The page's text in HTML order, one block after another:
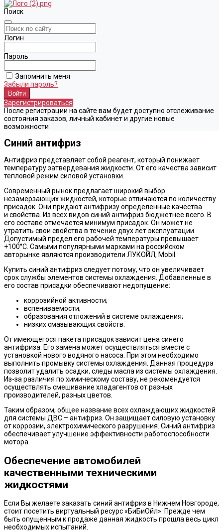
Поиск
Логин
Пароль
Запомнить меня
Забыли пароль?
Зарегистрироваться
После регистрации на сайте вам будет доступно отслеживание
состояния заказов, личный кабинет и другие новые
возможности
Синий антифриз
Антифриз представляет собой реагент, который понижает
температуру затвердевания жидкости. От его качества зависит
тепловой режим силовой установки.
Современный рынок предлагает широкий выбор
незамерзающих жидкостей, которые отличаются по количеству
присадок. Они придают антифризу определенные качества
и свойства. Из всех видов синий антифриз бюджетнее всего. В
его составе отмечается минимум присадок. Он может не
утратить свои свойства в течение двух лет эксплуатации.
Допустимый предел его рабочей температуры превышает
+100°C. Самыми популярными марками на российском
авторынке являются производители ЛУКОЙЛ, Mobil.
Купить синий антифриз следует потому, что он увеличивает
срок службы элементов системы охлаждения. Добавленные в
его состав присадки обеспечивают недопущение:
коррозийной активности;
вспениваемости;
образования отложений в системе охлаждения;
низких смазывающих свойств.
От имеющегося пакета присадок зависит цена синего
антифриза. Его замена может осуществляться вместе с
установкой нового водяного насоса. При этом необходимо
выполнить промывку системы охлаждения. Данная процедура
позволит удалить осадки, следы масла из системы охлаждения.
Из-за различия по химическому составу, не рекомендуется
осуществлять смешивание хладагентов от разных
производителей, разных цветов.
Таким образом, общее название всех охлаждающих жидкостей
для системы ДВС – антифриз. Он защищает силовую установку
от коррозии, электрохимического разрушения. Синий антифриз
обеспечивает улучшение эффективности работоспособности
мотора.
Обеспечение автомобилей
качественными техническими
жидкостями
Если Вы желаете заказать синий антифриз в Нижнем Новгороде,
стоит посетить виртуальный ресурс «БиБиОйл». Прежде чем
быть опущенным к продаже данная жидкость прошла весь цикл
необходимых испытаний.